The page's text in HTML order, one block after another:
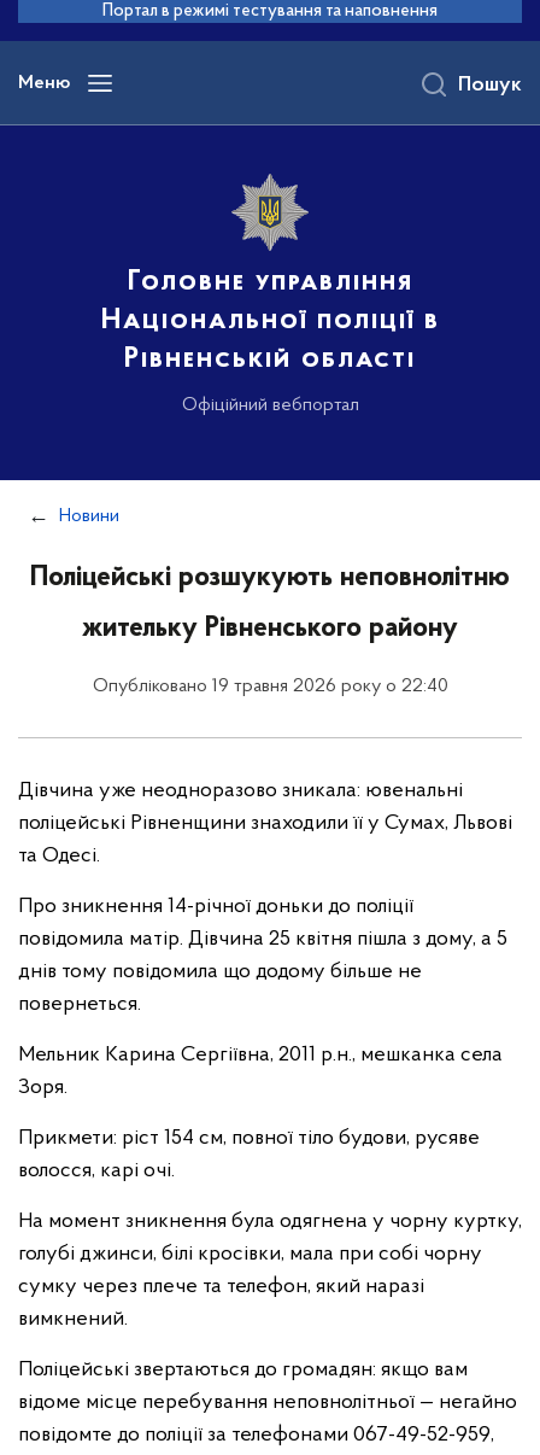
основного
вмісту
Портал в режимі тестування та наповнення
Меню
Головне управління
Національної поліції в
Рівненській області
Офіційний вебпортал
Пошук
Новини
Поліцейські розшукують неповнолітню
жительку Рівненського району
Опубліковано 19 травня 2026 року о 22:40
Дівчина уже неодноразово зникала: ювенальні
поліцейські Рівненщини знаходили її у Сумах, Львові
та Одесі.
Про зникнення 14-річної доньки до поліції
повідомила матір. Дівчина 25 квітня пішла з дому, а 5
днів тому повідомила що додому більше не
повернеться.
Мельник Карина Сергіївна, 2011 р.н., мешканка села
Зоря.
Прикмети: ріст 154 см, повної тіло будови, русяве
волосся, карі очі.
На момент зникнення була одягнена у чорну куртку,
голубі джинси, білі кросівки, мала при собі чорну
сумку через плече та телефон, який наразі
вимкнений.
Поліцейські звертаються до громадян: якщо вам
відоме місце перебування неповнолітньої — негайно
повідомте до поліції за телефонами 067-49-52-959,